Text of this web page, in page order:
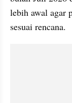
lebih awal agar
sesuai rencana.